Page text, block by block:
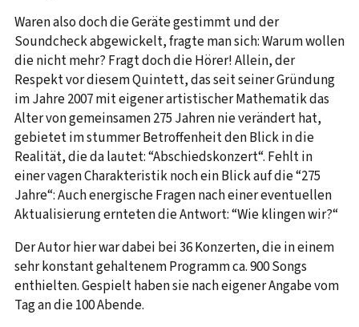
Waren also doch die Geräte gestimmt und der
Soundcheck abgewickelt, fragte man sich: Warum wollen
die nicht mehr? Fragt doch die Hörer! Allein, der
Respekt vor diesem Quintett, das seit seiner Gründung
im Jahre 2007 mit eigener artistischer Mathematik das
Alter von gemeinsamen 275 Jahren nie verändert hat,
gebietet im stummer Betroffenheit den Blick in die
Realität, die da lautet: “Abschiedskonzert“. Fehlt in
einer vagen Charakteristik noch ein Blick auf die “275
Jahre“: Auch energische Fragen nach einer eventuellen
Aktualisierung ernteten die Antwort: “Wie klingen wir?“
Der Autor hier war dabei bei 36 Konzerten, die in einem
sehr konstant gehaltenem Programm ca. 900 Songs
enthielten. Gespielt haben sie nach eigener Angabe vom
Tag an die 100 Abende.